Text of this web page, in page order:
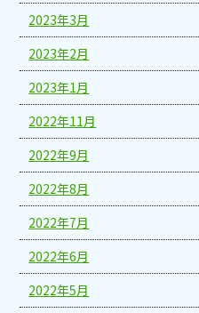
2023年3月
2023年2月
2023年1月
2022年11月
2022年9月
2022年8月
2022年7月
2022年6月
2022年5月